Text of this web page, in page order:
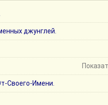
джунглей.
Своего-Имени.